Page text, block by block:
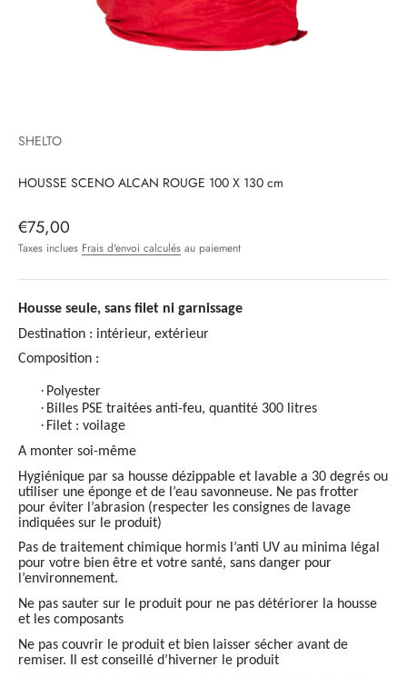
SHELTO
HOUSSE SCENO ALCAN ROUGE 100 X 130 cm
Prix de vente
€75,00
Taxes inclues Frais d'envoi calculés au paiement
Housse seule, sans filet ni garnissage
Destination : intérieur, extérieur
Composition :
· Polyester
· Billes PSE traitées anti-feu, quantité 300 litres
· Filet : voilage
A monter soi-même
Hygiénique par sa housse dézippable et lavable a 30 degrés ou
utiliser une éponge et de l’eau savonneuse. Ne pas frotter
pour éviter l’abrasion (respecter les consignes de lavage
indiquées sur le produit)
Pas de traitement chimique hormis l’anti UV au minima légal
pour votre bien être et votre santé, sans danger pour
l’environnement.
Ne pas sauter sur le produit pour ne pas détériorer la housse
et les composants
Ne pas couvrir le produit et bien laisser sécher avant de
remiser. Il est conseillé d’hiverner le produit